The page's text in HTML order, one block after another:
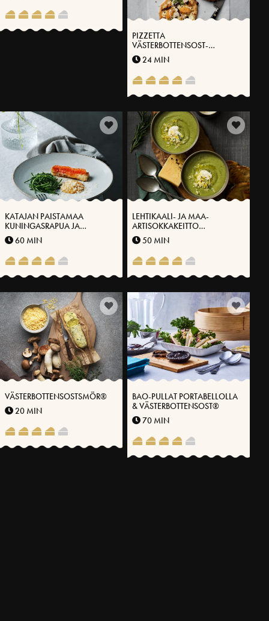
PIZZETTA
VÄSTERBOTTENSOST-
MÄDILLÄ® JA KUIVATULLA
RIISTANLIHALLA
24 MIN
KATAJAN PAISTAMAA
KUNINGASRAPUA JA
PALANUTTA KERMAA
VÄSTERBOTTENSOST-
JUUSTOLLA®
60 MIN
LEHTIKAALI- JA MAA-
ARTISOKKAKEITTO
VÄSTERBOTTENSOSTILLA®
50 MIN
VÄSTERBOTTENSOSTSMÖR®
20 MIN
BAO-PULLAT PORTABELLOLLA
& VÄSTERBOTTENSOST®
70 MIN